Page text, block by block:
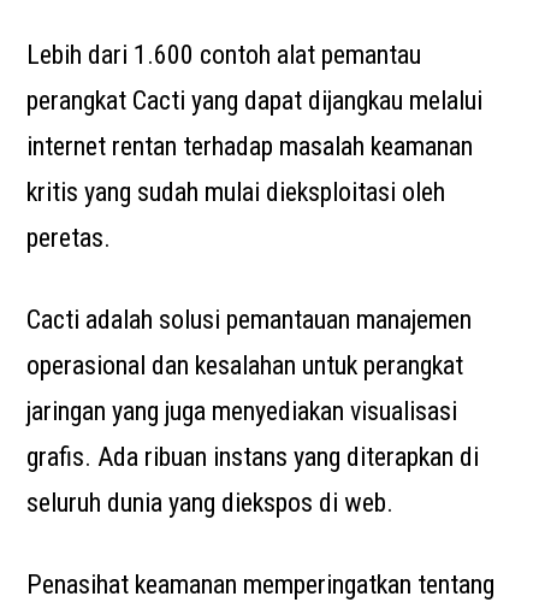
Lebih dari 1.600 contoh alat pemantau
perangkat Cacti yang dapat dijangkau melalui
internet rentan terhadap masalah keamanan
kritis yang sudah mulai dieksploitasi oleh
peretas.
Cacti adalah solusi pemantauan manajemen
operasional dan kesalahan untuk perangkat
jaringan yang juga menyediakan visualisasi
grafis. Ada ribuan instans yang diterapkan di
seluruh dunia yang diekspos di web.
Penasihat keamanan memperingatkan tentang